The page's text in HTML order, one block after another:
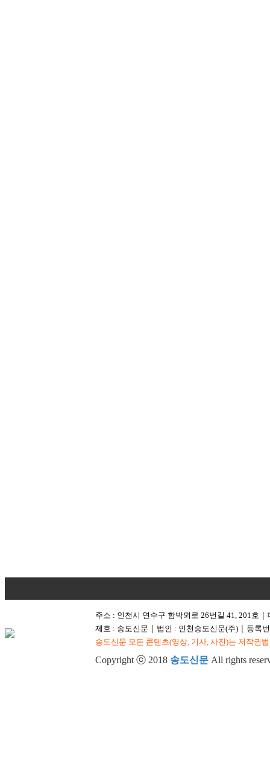
주소 : 인천시 연수구 함박뫼로 26번길 41, 201호
제호 : 송도신문
법인 : 인천송도신문(주)
등록
송도신문 모든 콘텐츠(영상, 기사, 사진)는 저작권
Copyright ⓒ 2018 송도신문 All rights